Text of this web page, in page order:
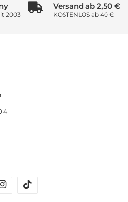
2003
Versand ab 2,50 €
KOSTENLOS ab 40 €
instagram